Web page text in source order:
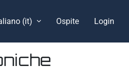
‎(it)‎ Ospite Login